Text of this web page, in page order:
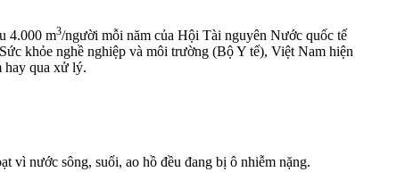
4.000 m3/người mỗi năm của Hội Tài nguyên Nước quốc tế
khỏe nghề nghiệp và môi trường (Bộ Y tế), Việt Nam hiện
hay qua xử lý.
vì nước sông, suối, ao hồ đều đang bị ô nhiễm nặng.